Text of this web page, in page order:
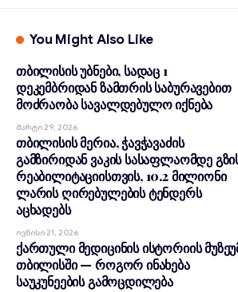
You Might Also Like
თბილისის უბნები, სადაც 1
დეკემბრიდან ზამთრის საბურავებით
მოძრაობა სავალდებულო იქნება
Მარტი 29, 2026
თბილისის მერია, ჭავჭავაძის
გამზირიდან ვაკის სასაფლაომდე
რეაბილიტაციისთვის, 10.2 მილიონი
ლარის ღირებულების ტენდერს
აცხადებს
Ივნისი 21, 2026
ქართული მედიცინის ისტორიის
თბილისში — როგორ ინახება
საუკუნეების გამოცდილება